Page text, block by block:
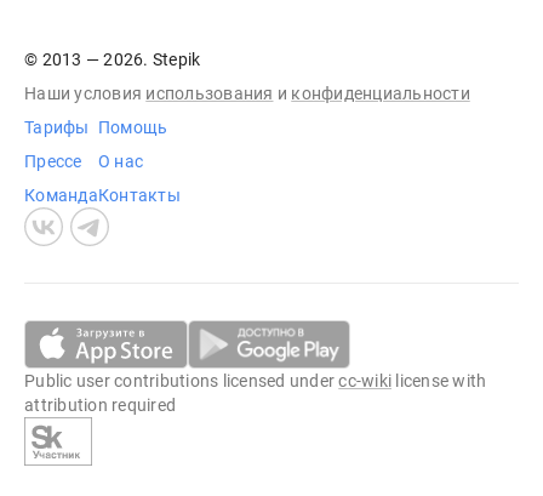
© 2013 — 2026. Stepik
Наши условия использования и конфиденциальности
Тарифы
Прессе
Команда
Помощь
О нас
Контакты
Public user contributions licensed undercc-wiki license with
attribution required